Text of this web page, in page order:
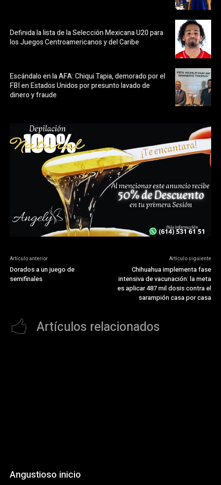
Definida la lista de la Selección Mexicana U20 para
los Juegos Centroamericanos y del Caribe
Escándalo en la AFA: Chiqui Tapia, demorado por el
FBI en Estados Unidos por presunto lavado de
dinero y fraude
Artículo anterior
Dorados a un juego de
semifinales
Artículo siguiente
Chihuahua implementa fase
intensiva de vacunación: la meta
es aplicar 487 mil dosis contra el
sarampión casa por casa
Artículos relacionados
Angustioso inicio